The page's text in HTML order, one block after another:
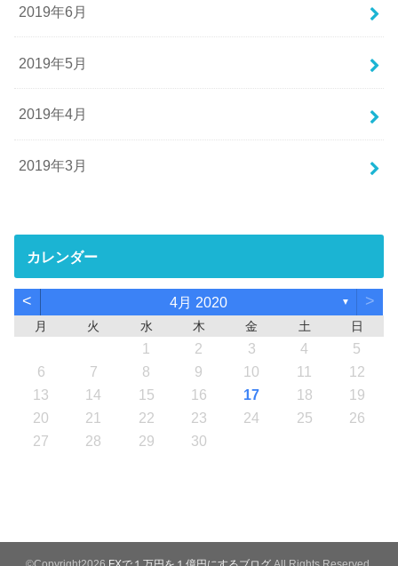
2019年6月
2019年5月
2019年4月
2019年3月
カレンダー
< 4月 2020 ▼ >
月 火 水 木 金 土 日
1 2 3 4
5
6
7 8 9 10 11
12
13
14 15 16 17 18
19
20
21 22 23 24 25
26
27
28 29 30